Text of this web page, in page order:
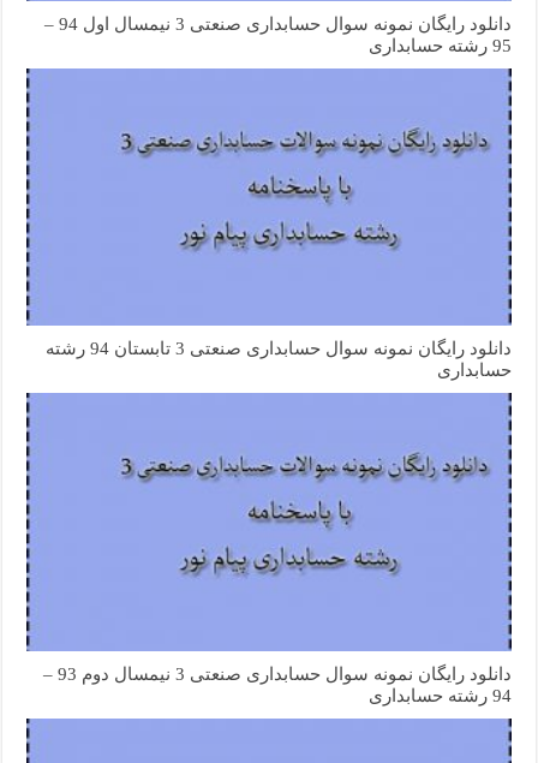
دانلود رایگان نمونه سوال حسابداری صنعتی 3 نیمسال اول 94 –
95 رشته حسابداری
دانلود رایگان نمونه سوال حسابداری صنعتی 3 تابستان 94 رشته
حسابداری
دانلود رایگان نمونه سوال حسابداری صنعتی 3 نیمسال دوم 93 –
94 رشته حسابداری